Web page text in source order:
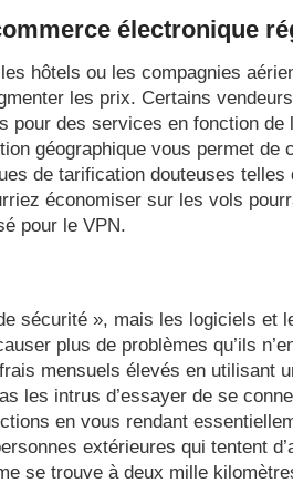
électronique
hôtels ou les compagnies
les prix. Certains
pour des services en fonction de
géographique vous permet de
de tarification douteuses telles
économiser sur les vols
pour le VPN.
sécurité », mais les logiciels et
plus de problèmes qu’ils
mensuels élevés en utilisant
les intrus d’essayer de se
en vous rendant
extérieures qui tentent
se trouve à deux mille